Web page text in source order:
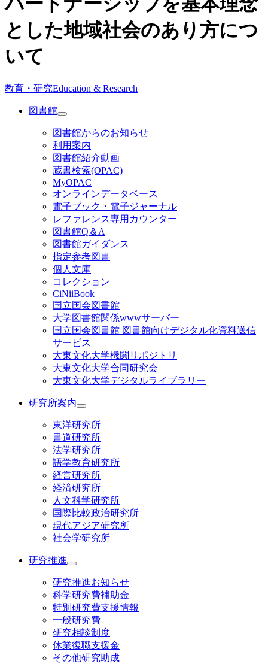
とした地域社会のあり方につ
いて
教育・研究Education & Research
図書館
図書館からのお知らせ
利用案内
図書館紹介動画
蔵書検索(OPAC)
MyOPAC
オンラインデータベース
電子ブック・電子ジャーナル
レファレンス専用カウンター
図書館Q＆A
図書館ガイダンス
指定参考図書
個人文庫
コレクション
CiNiiBook
国立国会図書館
大学図書館関係wwwサーバー
国立国会図書館 図書館向けデジタル化資料送信
サービス
大東文化大学機関リポジトリ
大東文化大学合同研究会
大東文化大学デジタルライブラリー
研究所案内
東洋研究所
書道研究所
法学研究所
語学教育研究所
経営研究所
経済研究所
人文科学研究所
国際比較政治研究所
現代アジア研究所
社会学研究所
研究推進
研究推進お知らせ
科学研究費補助金
特別研究費支援情報
一般研究費
研究相談制度
休業復職支援金
その他研究助成